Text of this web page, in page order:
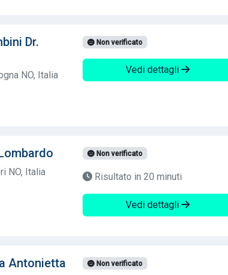
Dr.
NO, Italia
Non verificato
Vedi dettagli
NO, Italia
Non verificato
Risultato in 20 minuti
Vedi dettagli
Antonietta Non verificato